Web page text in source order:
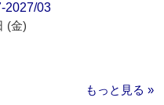
03
(金)
もっと見る »